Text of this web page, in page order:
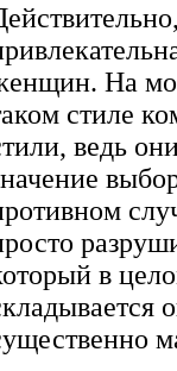
На
стиле
ведь
в